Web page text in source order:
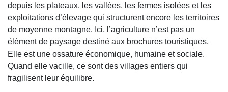
depuis les plateaux, les vallées, les fermes isolées et les
exploitations d’élevage qui structurent encore les territoires
de moyenne montagne. Ici, l’agriculture n’est pas un
élément de paysage destiné aux brochures touristiques.
Elle est une ossature économique, humaine et sociale.
Quand elle vacille, ce sont des villages entiers qui
fragilisent leur équilibre.